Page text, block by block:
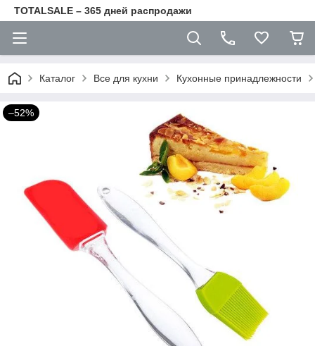
TOTALSALE – 365 дней распродажи
Каталог Все для кухни Кухонные принадлежности
–52%